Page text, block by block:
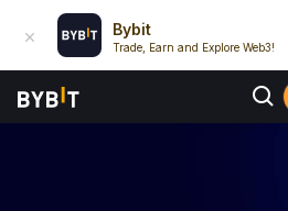
Bybit
Trade, Earn and Explore Web3!